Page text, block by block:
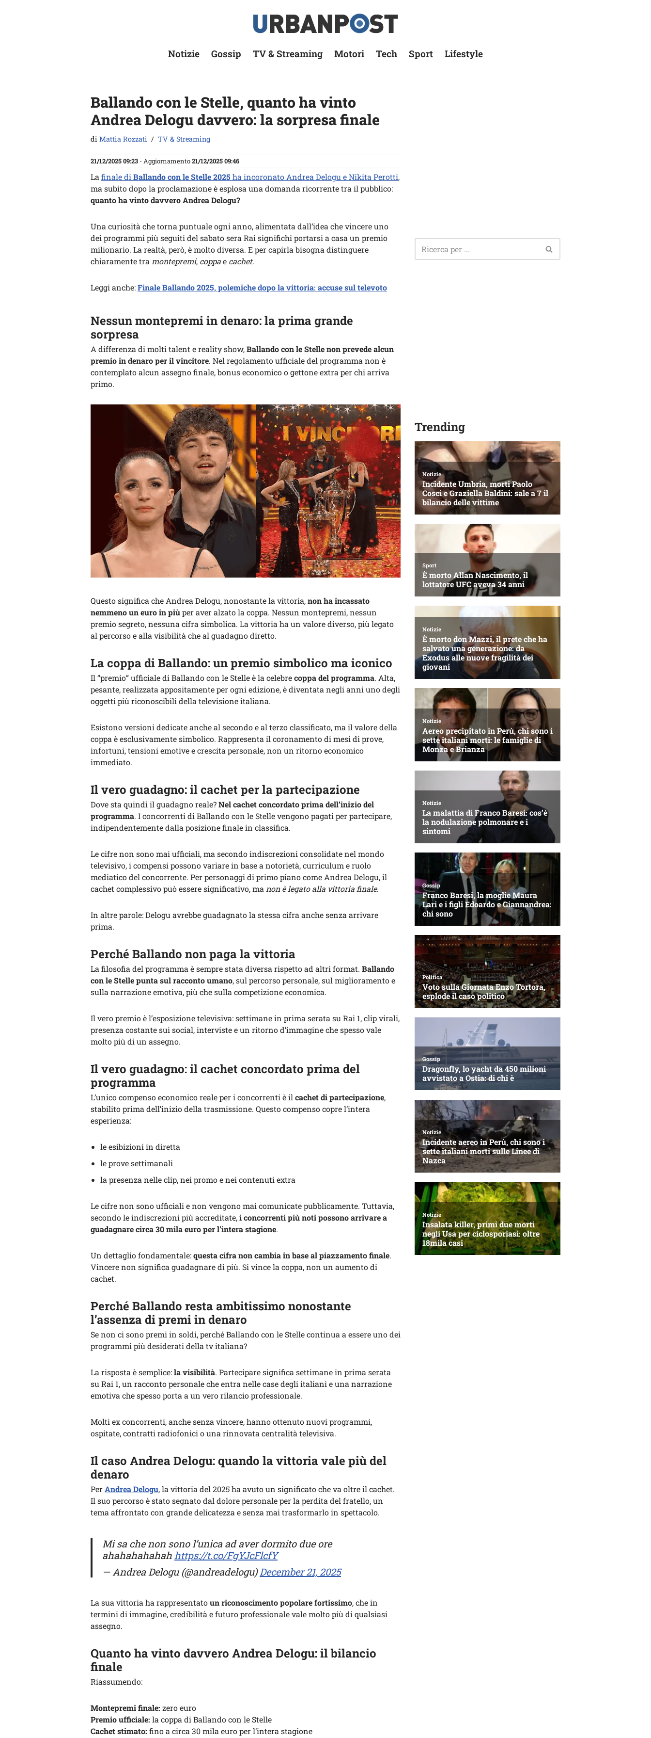
Notizie Gossip TV & Streaming Motori Tech Sport Lifestyle
Ballando con le Stelle, quanto ha vinto
Andrea Delogu davvero: la sorpresa finale
di Mattia Rozzati TV & Streaming
21/12/2025 09:23 - Aggiornamento21/12/2025 09:46
La finale di Ballando con le Stelle 2025 ha incoronato Andrea Delogu e Nikita Perotti,
ma subito dopo la proclamazione è esplosa una domanda ricorrente tra il pubblico:
quanto ha vinto davvero Andrea Delogu?
Una curiosità che torna puntuale ogni anno, alimentata dall’idea che vincere uno
dei programmi più seguiti del sabato sera Rai significhi portarsi a casa un premio
milionario. La realtà, però, è molto diversa. E per capirla bisogna distinguere
chiaramente tra montepremi, coppae cachet.
Leggi anche:Finale Ballando 2025, polemiche dopo la vittoria: accuse sul televoto
Nessun montepremi in denaro: la prima grande
sorpresa
A differenza di molti talent e reality show,Ballando con le Stelle non prevede alcun
premio in denaro per il vincitore. Nel regolamento ufficiale del programma non è
contemplato alcun assegno finale, bonus economico o gettone extra per chi arriva
primo.
Questo significa che Andrea Delogu, nonostante la vittoria,non ha incassato
nemmeno un euro in piùper aver alzato la coppa. Nessun montepremi, nessun
premio segreto, nessuna cifra simbolica. La vittoria ha un valore diverso, più legato
al percorso e alla visibilità che al guadagno diretto.
La coppa di Ballando: un premio simbolico ma iconico
Il “premio” ufficiale di Ballando con le Stelle è la celebrecoppa del programma. Alta,
pesante, realizzata appositamente per ogni edizione, è diventata negli anni uno degli
oggetti più riconoscibili della televisione italiana.
Esistono versioni dedicate anche al secondo e al terzo classificato, ma il valore della
coppa è esclusivamente simbolico. Rappresenta il coronamento di mesi di prove,
infortuni, tensioni emotive e crescita personale, non un ritorno economico
immediato.
Il vero guadagno: il cachet per la partecipazione
Dove sta quindi il guadagno reale?Nel cachet concordato prima dell’inizio del
programma. I concorrenti di Ballando con le Stelle vengono pagati per partecipare,
indipendentemente dalla posizione finale in classifica.
Le cifre non sono mai ufficiali, ma secondo indiscrezioni consolidate nel mondo
televisivo, i compensi possono variare in base a notorietà, curriculum e ruolo
mediatico del concorrente. Per personaggi di primo piano come Andrea Delogu, il
cachet complessivo può essere significativo, manon è legato alla vittoria finale.
In altre parole: Delogu avrebbe guadagnato la stessa cifra anche senza arrivare
prima.
Perché Ballando non paga la vittoria
La filosofia del programma è sempre stata diversa rispetto ad altri format. Ballando
con le Stelle punta sul racconto umano, sul percorso personale, sul miglioramento e
sulla narrazione emotiva, più che sulla competizione economica.
Il vero premio è l’esposizione televisiva: settimane in prima serata su Rai 1, clip virali,
presenza costante sui social, interviste e un ritorno d’immagine che spesso vale
molto più di un assegno.
Il vero guadagno: il cachet concordato prima del
programma
L’unico compenso economico reale per i concorrenti è ilcachet di partecipazione,
stabilito prima dell’inizio della trasmissione. Questo compenso copre l’intera
esperienza:
le esibizioni in diretta
le prove settimanali
la presenza nelle clip, nei promo e nei contenuti extra
Le cifre non sono ufficiali e non vengono mai comunicate pubblicamente. Tuttavia,
secondo le indiscrezioni più accreditate,i concorrenti più noti possono arrivare a
guadagnare circa 30 mila euro per l’intera stagione.
Un dettaglio fondamentale:questa cifra non cambia in base al piazzamento finale.
Vincere non significa guadagnare di più. Si vince la coppa, non un aumento di
cachet.
Perché Ballando resta ambitissimo nonostante
l’assenza di premi in denaro
Se non ci sono premi in soldi, perché Ballando con le Stelle continua a essere uno dei
programmi più desiderati della tv italiana?
La risposta è semplice:la visibilità. Partecipare significa settimane in prima serata
su Rai 1, un racconto personale che entra nelle case degli italiani e una narrazione
emotiva che spesso porta a un vero rilancio professionale.
Molti ex concorrenti, anche senza vincere, hanno ottenuto nuovi programmi,
ospitate, contratti radiofonici o una rinnovata centralità televisiva.
Il caso Andrea Delogu: quando la vittoria vale più del
denaro
PerAndrea Delogu, la vittoria del 2025 ha avuto un significato che va oltre il cachet.
Il suo percorso è stato segnato dal dolore personale per la perdita del fratello, un
tema affrontato con grande delicatezza e senza mai trasformarlo in spettacolo.
Mi sa che non sono l’unica ad aver dormito due ore
ahahahahahahhttps://t.co/FgYJcFlcfY
— Andrea Delogu (@andreadelogu)December 21, 2025
La sua vittoria ha rappresentatoun riconoscimento popolare fortissimo, che in
termini di immagine, credibilità e futuro professionale vale molto più di qualsiasi
assegno.
Quanto ha vinto davvero Andrea Delogu: il bilancio
finale
Riassumendo:
Montepremi finale: zero euro
Premio ufficiale: la coppa di Ballando con le Stelle
Cachet stimato: fino a circa 30 mila euro per l’intera stagione
Trending